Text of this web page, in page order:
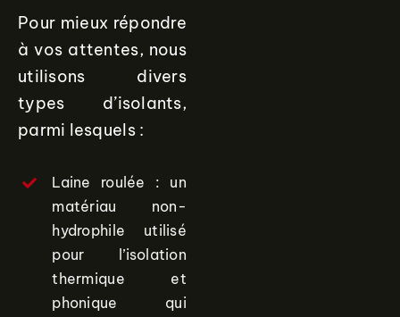
Pour mieux répondre
à vos attentes, nous
utilisons divers
types d’isolants,
parmi lesquels :
Laine roulée : un
matériau non-
hydrophile utilisé
pour l’isolation
thermique et
phonique qui